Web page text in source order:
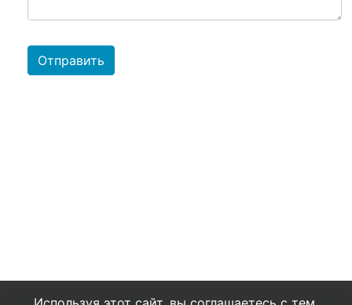
Отправить